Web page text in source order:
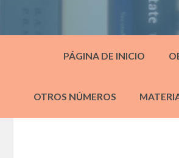
PÁGINA DE INICIO
OTROS NÚMEROS